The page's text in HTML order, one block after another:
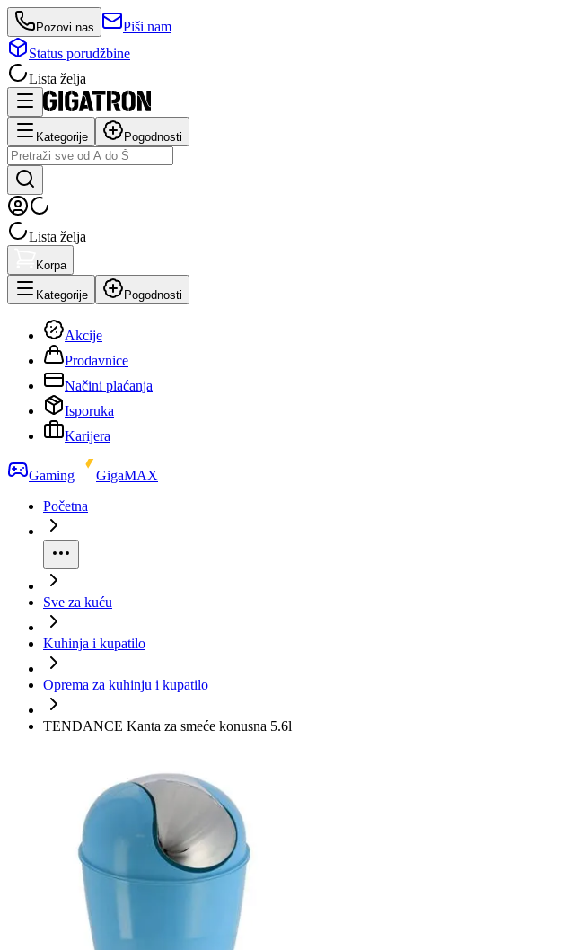
Pozovi nas
Piši nam
Status porudžbine
Lista želja
Kategorije Pogodnosti
Lista želja
Korpa
Kategorije Pogodnosti
Akcije
Prodavnice
Načini plaćanja
Isporuka
Karijera
Gaming
GigaMAX
Početna
Sve za kuću
Kuhinja i kupatilo
Oprema za kuhinju i kupatilo
TENDANCE Kanta za smeće konusna 5.6l